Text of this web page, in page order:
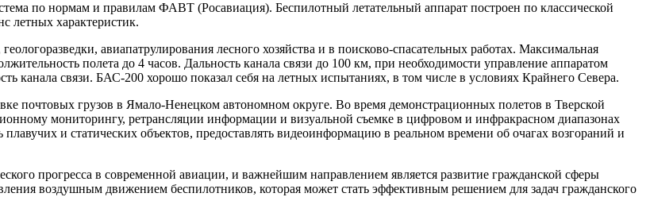
по нормам и правилам ФАВТ (Росавиация). Беспилотный летательный аппарат построен по классической
летных характеристик.
авиапатрулирования лесного хозяйства и в поисково-спасательных работах. Максимальная
полета до 4 часов. Дальность канала связи до 100 км, при необходимости управление аппаратом
канала связи. БАС-200 хорошо показал себя на летных испытаниях, в том числе в условиях Крайнего Севера.
почтовых грузов в Ямало-Ненецком автономном округе. Во время демонстрационных полетов в Тверской
мониторингу, ретрансляции информации и визуальной съемке в цифровом и инфракрасном диапазонах
и статических объектов, предоставлять видеоинформацию в реальном времени об очагах возгораний и
прогресса в современной авиации, и важнейшим направлением является развитие гражданской сферы
воздушным движением беспилотников, которая может стать эффективным решением для задач гражданского